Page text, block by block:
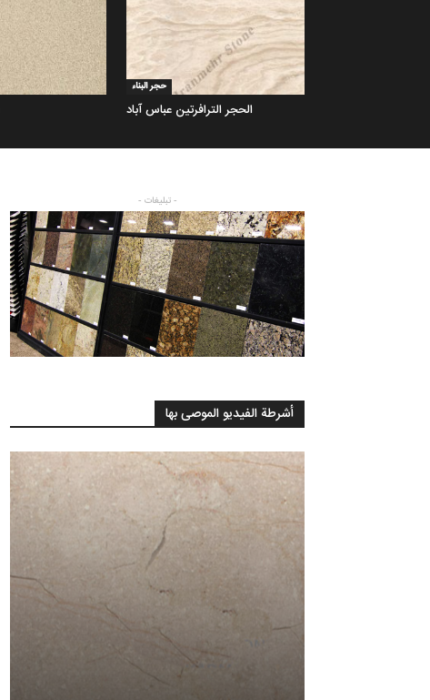
حجر البناء
الحجر الترافرتین عباس آباد
- تبلیغات -
أشرطة الفيديو الموصى بها